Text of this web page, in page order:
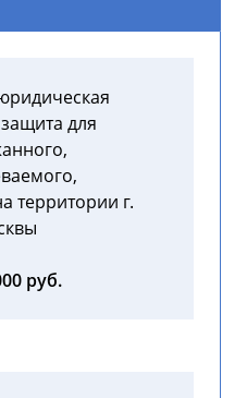
для
территории г.
руб.